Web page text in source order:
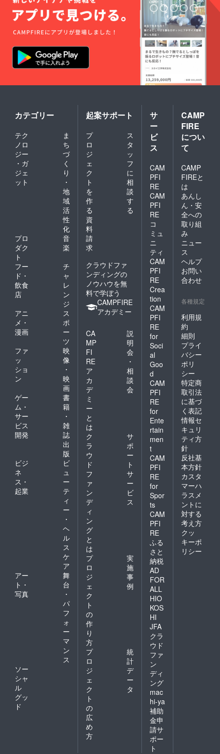
カテゴリー
テク
ノロ
ジー
・ガ
ジェ
ット
ま
ち
づ
く
り
・
地
域
活
性
化
プロ
ダク
ト
音
楽
フー
ド・
飲食
店
チ
ャ
レ
ン
ジ
アニ
メ・
漫画
ス
ポ
ー
ツ
ファ
ッ
ショ
ン
映
像
・
映
画
ゲー
ム・
サー
ビス
開発
書
籍
・
雑
誌
出
版
ビジ
ネ
ス・
起業
ビ
ュ
ー
テ
ィ
ー
・
ヘ
ル
ス
ケ
ア
アー
ト・
写真
舞
台
・
パ
フ
ォ
ー
マ
ン
ス
ソー
シャ
ル
グッ
ド
起案サポート
プ
ロ
ジ
ェ
ク
ト
を
作
る
ス
タ
ッ
フ
に
相
談
す
る
資
料
請
求
クラウドファ
ンディングの
ノウハウを無
料で学ぼう
CAMPFIRE
アカデミー
CA
MP
FI
RE
ア
カ
デ
ミ
ー
と
は
説
明
会
・
相
談
会
ク
ラ
ウ
ド
フ
ァ
ン
デ
ィ
ン
グ
と
は
サ
ポ
ー
ト
サ
ー
ビ
ス
プ
ロ
ジ
ェ
ク
ト
の
作
り
方
実
施
事
例
プ
ロ
ジ
ェ
ク
ト
の
広
め
方
統
計
デ
ー
タ
サ
ー
ビ
ス
CAM
PFI
RE
CAM
PFI
RE
コ
ミュ
ニ
ティ
CAM
PFI
RE
Crea
tion
CAM
PFI
RE
for
Soci
al
Goo
d
CAM
PFI
RE
for
Ente
rtain
men
t
CAM
PFI
RE
for
Spor
ts
CAM
PFI
RE
ふる
さと
納税
AD
FOR
ALL
HIO
KOS
HI
JFA
クラ
ウド
ファ
ン
ディ
ング
mac
hi-ya
補助
金申
請サ
ポー
ト
CAMP
FIRE
につい
て
CAMP
FIREと
は
あんし
ん・安
全への
取り組
み
ニュー
ス
ヘルプ
お問い
合わせ
各種規定
利用規
約
細則
プライ
バシー
ポリ
シー
特定商
取引法
に基づ
く表記
情報セ
キュリ
ティ方
針
反社基
本方針
カスタ
マーハ
ラスメ
ントに
対する
考え方
クッ
キーポ
リシー